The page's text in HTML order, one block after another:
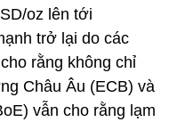
oz lên tới
trở lại do các
rằng không chỉ
Châu Âu (ECB) và
vẫn cho rằng lạm